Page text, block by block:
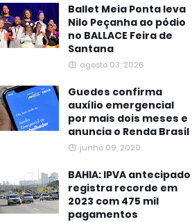
Ballet Meia Ponta leva
Nilo Peçanha ao pódio
no BALLACE Feira de
Santana
agosto 03, 2026
Guedes confirma
auxílio emergencial
por mais dois meses e
anuncia o Renda Brasil
junho 09, 2020
BAHIA: IPVA antecipado
registra recorde em
2023 com 475 mil
pagamentos